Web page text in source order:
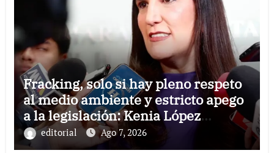
Fracking, solo si hay pleno respeto
al medio ambiente y estricto apego
a la legislación: Kenia López
Rabadán
editorial Ago 7, 2026